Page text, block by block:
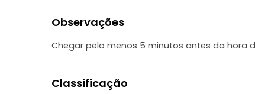
Observações
Chegar pelo menos 5 minutos antes da hora
Classificação